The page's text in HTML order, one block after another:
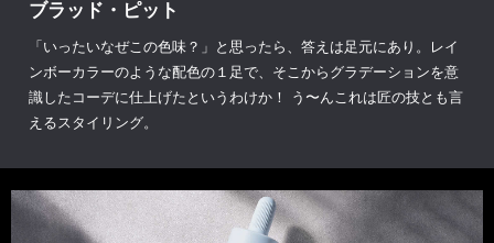
ブラッド・ピット
「いったいなぜこの色味？」と思ったら、答えは足元にあり。レイ
ンボーカラーのような配色の１足で、そこからグラデーションを意
識したコーデに仕上げたというわけか！ う〜んこれは匠の技とも言
えるスタイリング。